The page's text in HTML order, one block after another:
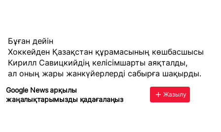
Бұған дейін
Хоккейден Қазақстан құрамасының көшбасшысы
Кирилл Савицкийдің келісімшарты аяқталды,
ал оның жары жанкүйерлерді сабырға шақырды.
Google News арқылы
жаңалықтарымызды қадағалаңыз
Жазылу